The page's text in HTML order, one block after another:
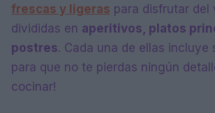
frescas y ligeras para disfrutar del
divididas en aperitivos, platos
postres. Cada una de ellas incluye
para que no te pierdas ningún
cocinar!